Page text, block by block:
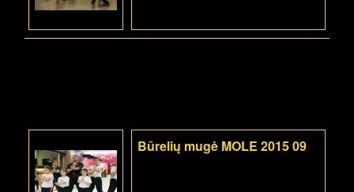
Būrelių mugė MOLE 2015 09